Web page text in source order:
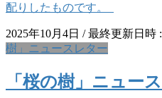
配りしたものです。
2025年10月4日 / 最終更新日時 :
樹」ニュースレター
「桜の樹」ニュー